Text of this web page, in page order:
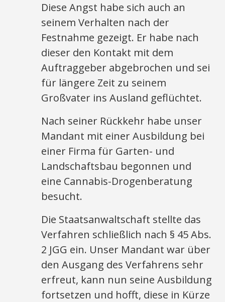
Diese Angst habe sich auch an
seinem Verhalten nach der
Festnahme gezeigt. Er habe nach
dieser den Kontakt mit dem
Auftraggeber abgebrochen und sei
für längere Zeit zu seinem
Großvater ins Ausland geflüchtet.
Nach seiner Rückkehr habe unser
Mandant mit einer Ausbildung bei
einer Firma für Garten- und
Landschaftsbau begonnen und
eine Cannabis-Drogenberatung
besucht.
Die Staatsanwaltschaft stellte das
Verfahren schließlich nach § 45 Abs.
2 JGG ein. Unser Mandant war über
den Ausgang des Verfahrens sehr
erfreut, kann nun seine Ausbildung
fortsetzen und hofft, diese in Kürze